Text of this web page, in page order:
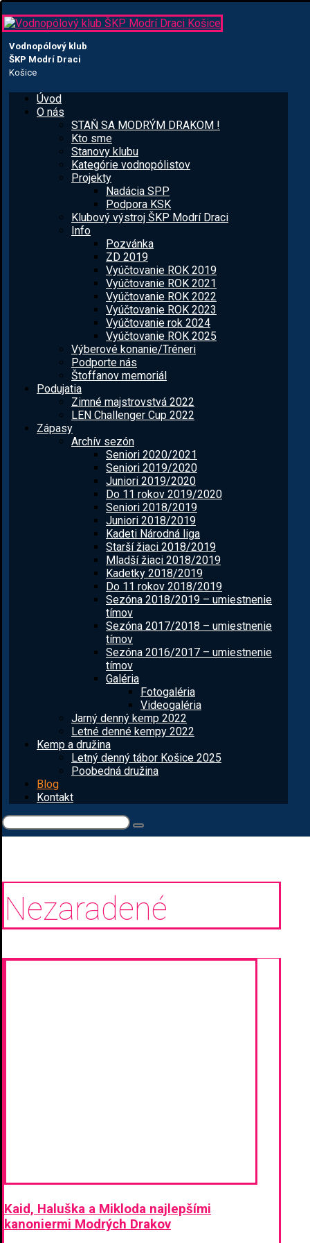
Vodnopólový klub
ŠKP Modrí Draci
Košice
Úvod
O nás
STAŇ SA MODRÝM DRAKOM !
Kto sme
Stanovy klubu
Kategórie vodnopólistov
Projekty
Nadácia SPP
Podpora KSK
Klubový výstroj ŠKP Modrí Draci
Info
Pozvánka
ZD 2019
Vyúčtovanie ROK 2019
Vyúčtovanie ROK 2021
Vyúčtovanie ROK 2022
Vyúčtovanie ROK 2023
Vyúčtovanie rok 2024
Vyúčtovanie ROK 2025
Výberové konanie/Tréneri
Podporte nás
Štoffanov memoriál
Podujatia
Zimné majstrovstvá 2022
LEN Challenger Cup 2022
Zápasy
Archív sezón
Seniori 2020/2021
Seniori 2019/2020
Juniori 2019/2020
Do 11 rokov 2019/2020
Seniori 2018/2019
Juniori 2018/2019
Kadeti Národná liga
Starší žiaci 2018/2019
Mladší žiaci 2018/2019
Kadetky 2018/2019
Do 11 rokov 2018/2019
Sezóna 2018/2019 – umiestnenie
tímov
Sezóna 2017/2018 – umiestnenie
tímov
Sezóna 2016/2017 – umiestnenie
tímov
Galéria
Fotogaléria
Videogaléria
Jarný denný kemp 2022
Letné denné kempy 2022
Kemp a družina
Letný denný tábor Košice 2025
Poobedná družina
Blog
Kontakt
Nezaradené
Kaid, Haluška a Mikloda najlepšími
kanoniermi Modrých Drakov